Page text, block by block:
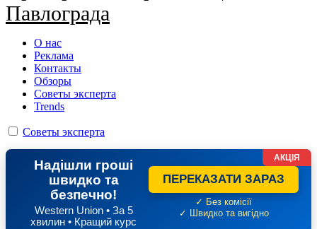
Павлограда
О нас
Реклама
Контакты
Обзоры
Советы эксперта
Trends
Советы эксперта
Надішли гроші
швидко та
безпечно!
Western Union • За 5
хвилин • Кращий курс
ПЕРЕКАЗАТИ ЗАРАЗ
✓ Без комісії
✓ Швидко та вигідно
АКЦІЯ